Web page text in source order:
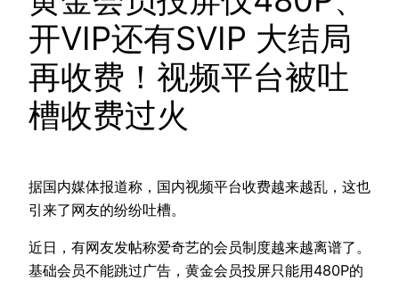
开VIP还有SVIP 大结局
再收费！视频平台被吐
槽收费过火
据国内媒体报道称，国内视频平台收费越来越乱，这也
引来了网友的纷纷吐槽。
近日，有网友发帖称爱奇艺的会员制度越来越离谱了。
基础会员不能跳过广告，黄金会员投屏只能用480P的